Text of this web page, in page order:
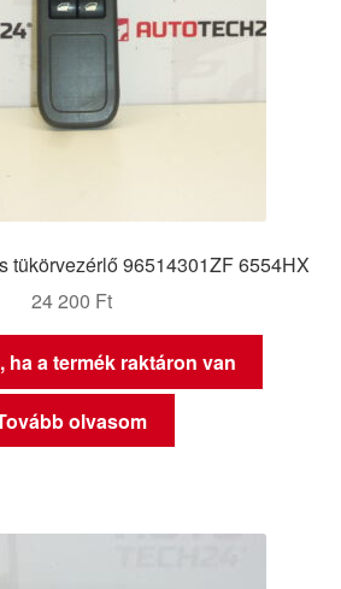
tükörvezérlő 96514301ZF 6554HX
24 200 Ft
ha a termék raktáron van
olvasom